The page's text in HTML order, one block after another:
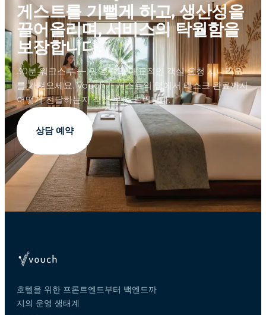
게스트를 기뻘게 하고, 생산성을
끌어올리며, 서비스의 탁월함을
보장합니다.
30분 워크스루 — 귀 호텔의 대표적인 객실 요청 시나리오
를 가져오세요. Vouch가 게스트의 탭에서 태스크 완료까지
어떻게 전달하는지 직접 보여 드립니다.
상담 예약
호텔을 위한 프론트엔드부터 백엔드까
지의 운영 생태계